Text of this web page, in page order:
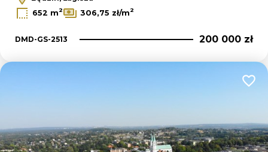
652 m2 306,75 zł/m2
DMD-GS-2513 200 000 zł